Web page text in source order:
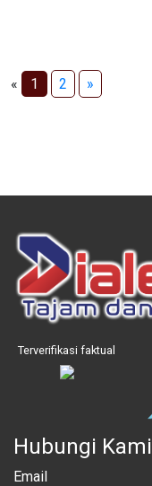
« 1 2 »
Terverifikasi faktual
Hubungi Kami
Email